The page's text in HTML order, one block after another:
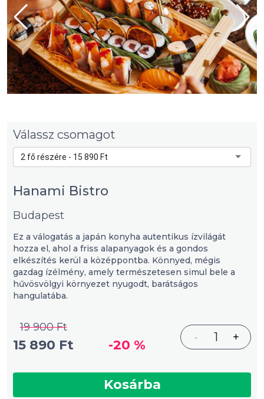
Válassz csomagot
2 fő részére - 15 890 Ft
Hanami Bistro
Budapest
Ez a válogatás a japán konyha autentikus ízvilágát
hozza el, ahol a friss alapanyagok és a gondos
elkészítés kerül a középpontba. Könnyed, mégis
gazdag ízélmény, amely természetesen simul bele a
hűvösvölgyi környezet nyugodt, barátságos
hangulatába.
19 900 Ft
15 890 Ft -20 % - 1 +
Kosárba